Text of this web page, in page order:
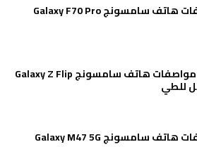
مواصفات هاتف سامسونج Galaxy F70 Pro
جميع مواصفات هاتف سامسونج Galaxy Z Flip
مواصفات هاتف سامسونج Galaxy M47 5G